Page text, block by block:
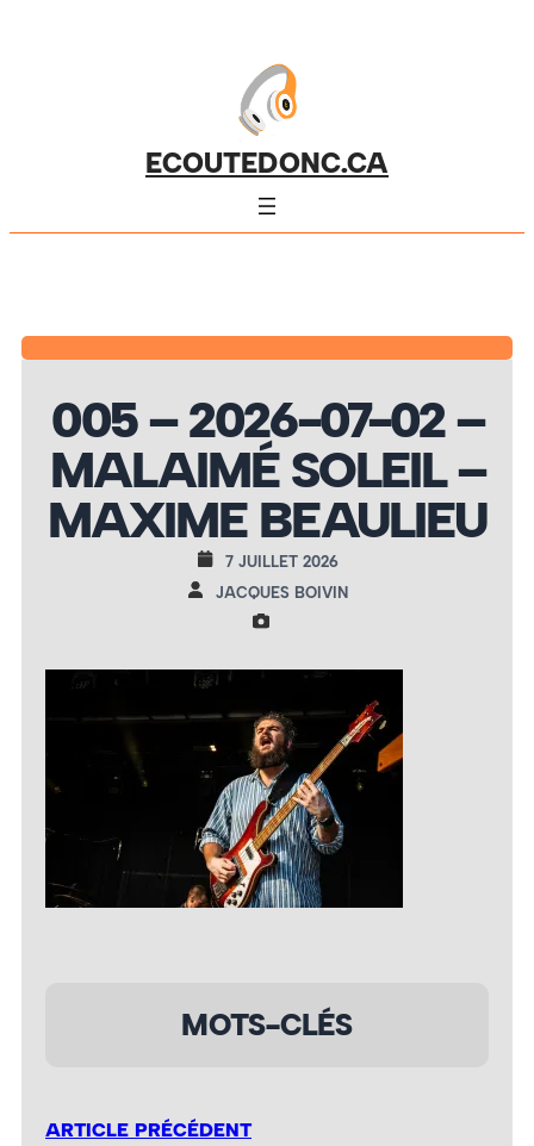
ECOUTEDONC.CA
005 – 2026-07-02 –
MALAIMÉ SOLEIL –
MAXIME BEAULIEU
7 JUILLET 2026
JACQUES BOIVIN
MOTS-CLÉS
ARTICLE PRÉCÉDENT